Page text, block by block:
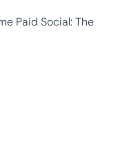
Paid Social: The